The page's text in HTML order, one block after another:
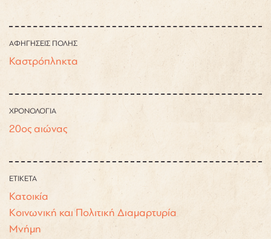
ΑΦΗΓΗΣΕΙΣ ΠΟΛΗΣ
Καστρόπληκτα
ΧΡΟΝΟΛΟΓΙΑ
20ος αιώνας
ΕΤΙΚΕΤΑ
Κατοικία
Κοινωνική και Πολιτική Διαμαρτυρία
Μνήμη